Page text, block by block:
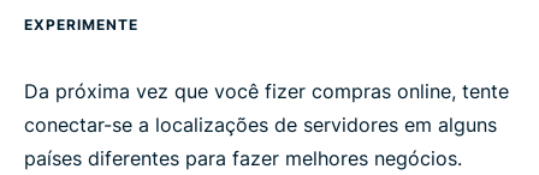
EXPERIMENTE
Da próxima vez que você fizer compras online, tente
conectar-se a localizações de servidores em alguns
países diferentes para fazer melhores negócios.